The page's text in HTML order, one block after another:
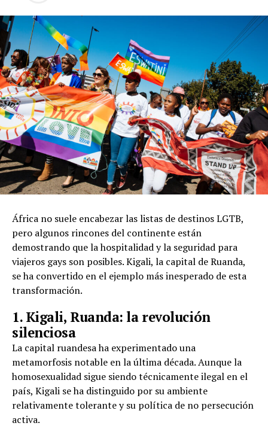
África no suele encabezar las listas de destinos LGTB,
pero algunos rincones del continente están
demostrando que la hospitalidad y la seguridad para
viajeros gays son posibles. Kigali, la capital de Ruanda,
se ha convertido en el ejemplo más inesperado de esta
transformación.
1. Kigali, Ruanda: la revolución
silenciosa
La capital ruandesa ha experimentado una
metamorfosis notable en la última década. Aunque la
homosexualidad sigue siendo técnicamente ilegal en el
país, Kigali se ha distinguido por su ambiente
relativamente tolerante y su política de no persecución
activa.